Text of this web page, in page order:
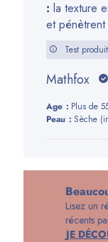
: la texture
et
Test
Mathfox
Age:
Plus de
Peau:
Sèche
Lisez un
récents
JE